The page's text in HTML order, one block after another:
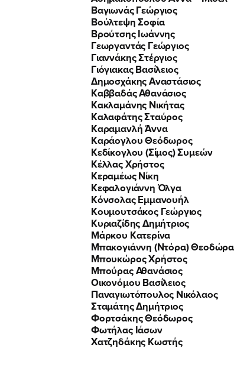
Βαγιωνάς Γεώργιος
Βούλτεψη Σοφία
Βρούτσης Ιωάννης
Γεωργαντάς Γεώργιος
Γιαννάκης Στέργιος
Γιόγιακας Βασίλειος
Δημοσχάκης Αναστάσιος
Καββαδάς Αθανάσιος
Κακλαμάνης Νικήτας
Καλαφάτης Σταύρος
Καραμανλή Άννα
Καράογλου Θεόδωρος
Κεδίκογλου (Σίμος) Συμεών
Κέλλας Χρήστος
Κεραμέως Νίκη
Κεφαλογιάννη Όλγα
Κόνσολας Εμμανουήλ
Κουμουτσάκος Γεώργιος
Κυριαζίδης Δημήτριος
Μάρκου Κατερίνα
Μπακογιάννη (Ντόρα) Θεοδώρα
Μπουκώρος Χρήστος
Μπούρας Αθανάσιος
Οικονόμου Βασίλειος
Παναγιωτόπουλος Νικόλαος
Σταμάτης Δημήτριος
Φορτσάκης Θεόδωρος
Φωτήλας Ιάσων
Χατζηδάκης Κωστής